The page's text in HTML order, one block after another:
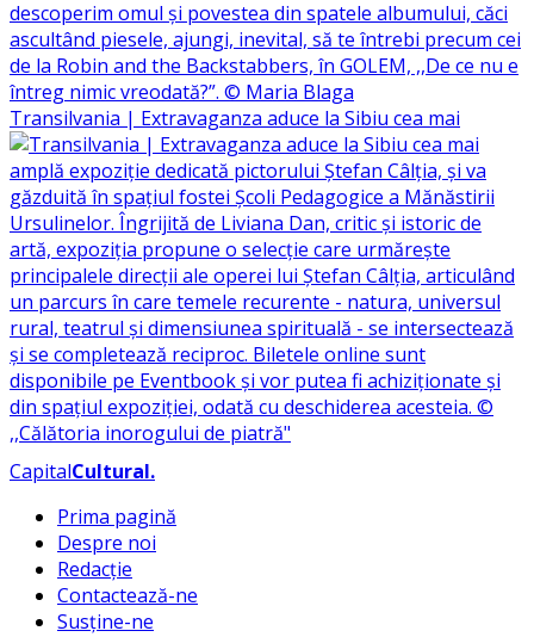
Transilvania | Extravaganza aduce la Sibiu cea mai
CapitalCultural.
Prima pagină
Despre noi
Redacție
Contactează-ne
Susține-ne